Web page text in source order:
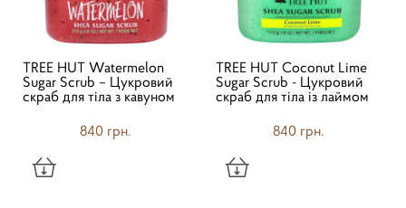
TREE HUT Watermelon
Sugar Scrub – Цукровий
скраб для тіла з кавуном
840 грн.
TREE HUT Coconut Lime
Sugar Scrub - Цукровий
скраб для тіла із лаймом
840 грн.